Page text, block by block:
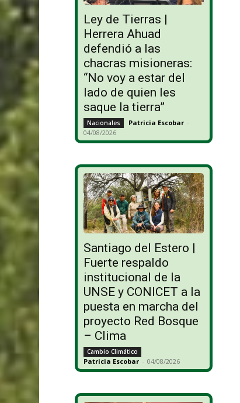
Ley de Tierras |
Herrera Ahuad
defendió a las
chacras misioneras:
“No voy a estar del
lado de quien les
saque la tierra”
Nacionales Patricia Escobar -
04/08/2026
Santiago del Estero |
Fuerte respaldo
institucional de la
UNSE y CONICET a la
puesta en marcha del
proyecto Red Bosque
– Clima
Cambio Climático
Patricia Escobar - 04/08/2026